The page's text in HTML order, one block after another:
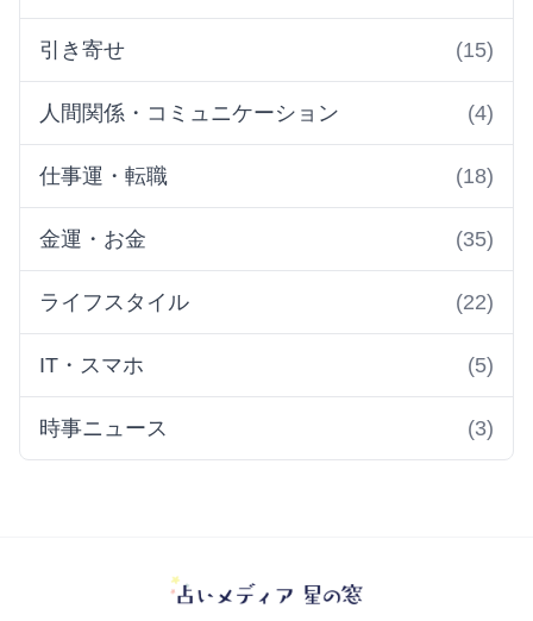
引き寄せ (15)
人間関係・コミュニケーション (4)
仕事運・転職 (18)
金運・お金 (35)
ライフスタイル (22)
IT・スマホ (5)
時事ニュース (3)